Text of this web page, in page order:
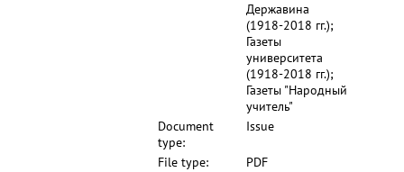
Державина
(1918-2018 гг.);
Газеты
университета
(1918-2018 гг.);
Газеты "Народный
учитель"
Document
type:
Issue
File type:
PDF